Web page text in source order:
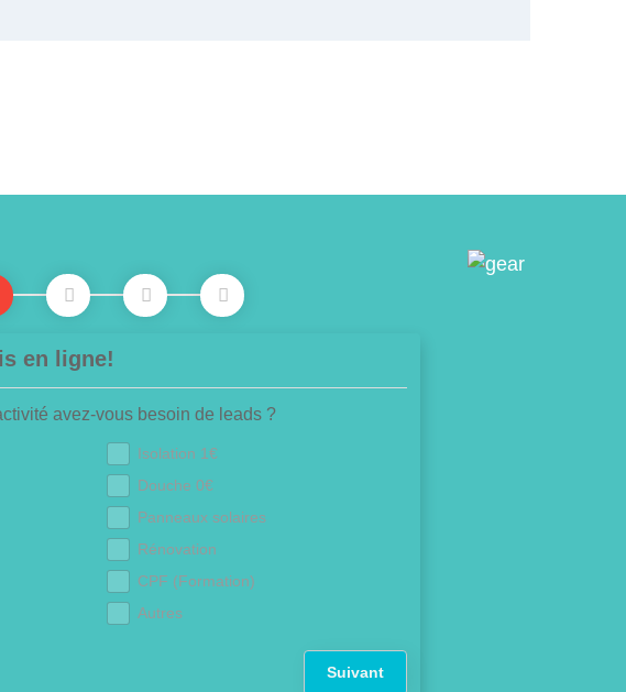
en ligne!
avez-vous besoin de leads ?
Isolation 1€
Douche 0€
Panneaux solaires
Rénovation
CPF (Formation)
Autres
Suivant